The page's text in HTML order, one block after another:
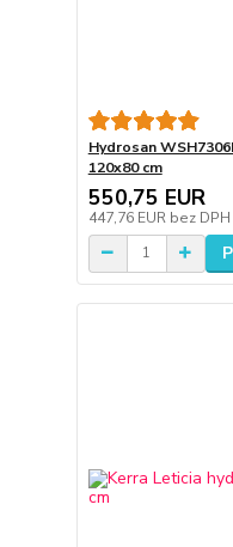
Hydrosan
120x80 cm
550,75 EUR
447,76 EUR bez DPH